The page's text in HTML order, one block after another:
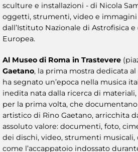
sculture e installazioni - di Nicola
oggetti, strumenti, video e
dall’Istituto Nazionale di Astrofisica e
Europea.
Al Museo di Roma in Trastevere
Gaetano, la prima mostra dedicata
ha segnato un’epoca nella musica
inedita nata dalla ricerca di
per la prima volta, che
artistico di Rino Gaetano, arricchita
assoluto valore: documenti, foto,
dei dischi, video, strumenti
come l’accappatoio indossato